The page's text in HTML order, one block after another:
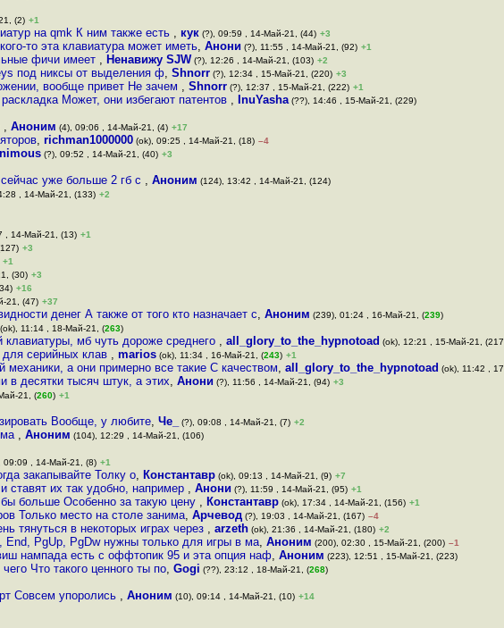
(2) +1
на qmk К ним также есть , кук (?), 09:59 , 14-Май-21, (44) +3
то эта клавиатура может иметь, Анони (?), 11:55 , 14-Май-21, (92) +1
фичи имеет , Ненавижу SJW (?), 12:26 , 14-Май-21, (103) +2
под никсы от выделения ф, Shnorr (?), 12:34 , 15-Май-21, (220) +3
вообще привет Не зачем , Shnorr (?), 12:37 , 15-Май-21, (222) +1
Может, они избегают патентов , InuYasha (??), 14:46 , 15-Май-21, (229)
, Аноним (4), 09:06 , 14-Май-21, (4) +17
, richman1000000 (ok), 09:25 , 14-Май-21, (18) –4
(?), 09:52 , 14-Май-21, (40) +3
уже больше 2 гб с , Аноним (124), 13:42 , 14-Май-21, (124)
, 14-Май-21, (133) +2
, 14-Май-21, (13) +1
+3
+1
(30) +3
+16
21, (47) +37
денег А также от того кто назначает с, Аноним (239), 01:24 , 16-Май-21, (239)
(ok), 11:14 , 18-Май-21, (263)
мб чуть дороже среднего , all_glory_to_the_hypnotoad (ok), 12:21 , 15-Май-21,
серийных клав , marios (ok), 11:34 , 16-Май-21, (243) +1
механики, а они примерно все такие С качеством, all_glory_to_the_hypnotoad (ok), 11:42 ,
в десятки тысяч штук, а этих, Анони (?), 11:56 , 14-Май-21, (94) +3
21, (260) +1
Вообще, у любите, Че_ (?), 09:08 , 14-Май-21, (7) +2
, Аноним (104), 12:29 , 14-Май-21, (106)
09:09 , 14-Май-21, (8) +1
закапывайте Толку о, Константавр (ok), 09:13 , 14-Май-21, (9) +7
их так удобно, например , Анони (?), 11:59 , 14-Май-21, (95) +1
больше Особенно за такую цену , Константавр (ok), 17:34 , 14-Май-21, (156) +1
Только место на столе занима, Арчевод (?), 19:03 , 14-Май-21, (167) –4
тянуться в некоторых играх через , arzeth (ok), 21:36 , 14-Май-21, (180) +2
PgUp, PgDw нужны только для игры в ма, Аноним (200), 02:30 , 15-Май-21, (200) –1
нампада есть с оффтопик 95 и эта опция наф, Аноним (223), 12:51 , 15-Май-21, (223)
Что такого ценного ты по, Gogi (??), 23:12 , 18-Май-21, (268)
Совсем упоролись , Аноним (10), 09:14 , 14-Май-21, (10) +14